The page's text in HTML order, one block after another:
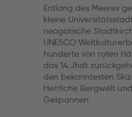
Entlang des Meeres
kleine
neogotische
UNESCO
hunderte von roten
das 14.Jhdt
den bekanntesten
Herrliche Bergwelt
Gespannen.